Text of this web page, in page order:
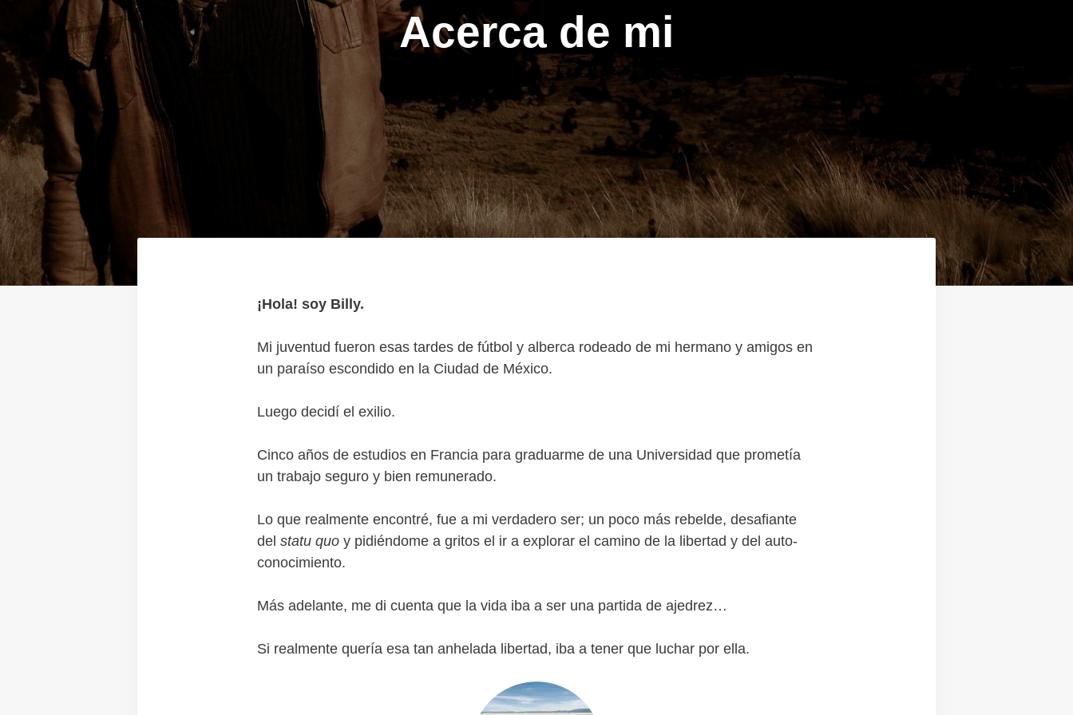
Acerca de mi
¡Hola! soy Billy.
Mi juventud fueron esas tardes de fútbol y alberca rodeado de mi hermano y amigos en
un paraíso escondido en la Ciudad de México.
Luego decidí el exilio.
Cinco años de estudios en Francia para graduarme de una Universidad que prometía
un trabajo seguro y bien remunerado.
Lo que realmente encontré, fue a mi verdadero ser; un poco más rebelde, desafiante
del statu quo y pidiéndome a gritos el ir a explorar el camino de la libertad y del auto-
conocimiento.
Más adelante, me di cuenta que la vida iba a ser una partida de ajedrez…
Si realmente quería esa tan anhelada libertad, iba a tener que luchar por ella.